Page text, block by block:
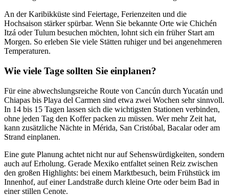
An der Karibikküste sind Feiertage, Ferienzeiten und die
Hochsaison stärker spürbar. Wenn Sie bekannte Orte wie Chichén
Itzá oder Tulum besuchen möchten, lohnt sich ein früher Start am
Morgen. So erleben Sie viele Stätten ruhiger und bei angenehmeren
Temperaturen.
Wie viele Tage sollten Sie einplanen?
Für eine abwechslungsreiche Route von Cancún durch Yucatán und
Chiapas bis Playa del Carmen sind etwa zwei Wochen sehr sinnvoll.
In 14 bis 15 Tagen lassen sich die wichtigsten Stationen verbinden,
ohne jeden Tag den Koffer packen zu müssen. Wer mehr Zeit hat,
kann zusätzliche Nächte in Mérida, San Cristóbal, Bacalar oder am
Strand einplanen.
Eine gute Planung achtet nicht nur auf Sehenswürdigkeiten, sondern
auch auf Erholung. Gerade Mexiko entfaltet seinen Reiz zwischen
den großen Highlights: bei einem Marktbesuch, beim Frühstück im
Innenhof, auf einer Landstraße durch kleine Orte oder beim Bad in
einer stillen Cenote.